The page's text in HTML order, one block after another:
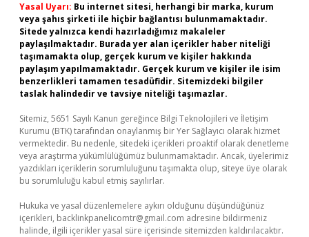
Yasal Uyarı: Bu internet sitesi, herhangi bir marka, kurum
veya şahıs şirketi ile hiçbir bağlantısı bulunmamaktadır.
Sitede yalnızca kendi hazırladığımız makaleler
paylaşılmaktadır. Burada yer alan içerikler haber niteliği
taşımamakta olup, gerçek kurum ve kişiler hakkında
paylaşım yapılmamaktadır. Gerçek kurum ve kişiler ile isim
benzerlikleri tamamen tesadüfidir. Sitemizdeki bilgiler
taslak halindedir ve tavsiye niteliği taşımazlar.
Sitemiz, 5651 Sayılı Kanun gereğince Bilgi Teknolojileri ve İletişim
Kurumu (BTK) tarafından onaylanmış bir Yer Sağlayıcı olarak hizmet
vermektedir. Bu nedenle, sitedeki içerikleri proaktif olarak denetleme
veya araştırma yükümlülüğümüz bulunmamaktadır. Ancak, üyelerimiz
yazdıkları içeriklerin sorumluluğunu taşımakta olup, siteye üye olarak
bu sorumluluğu kabul etmiş sayılırlar.
Hukuka ve yasal düzenlemelere aykırı olduğunu düşündüğünüz
içerikleri, backlinkpanelicomtr@gmail.com adresine bildirmeniz
halinde, ilgili içerikler yasal süre içerisinde sitemizden kaldırılacaktır.